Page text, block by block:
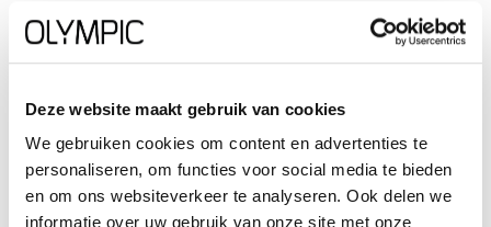
Deze website maakt gebruik van cookies
We gebruiken cookies om content en advertenties te
personaliseren, om functies voor social media te bieden
en om ons websiteverkeer te analyseren. Ook delen we
informatie over uw gebruik van onze site met onze
Productomschrijving
OL66DSL011 is een stijlvol dameshorloge. De stalen kast
heeft een gladde bezel en een zilverkleurige wijzerplaat.
De uursaanduiding is verfijnd door de strakke wijzers en
streepjes en de arabische 12 en 6 cijfers. Dit geeft het